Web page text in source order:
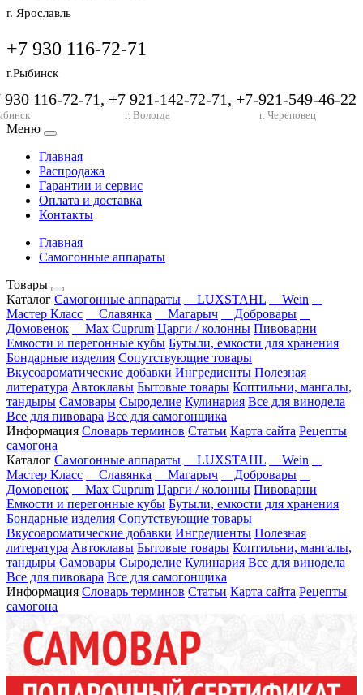
г. Ярославль
+7 930 116-72-71
г.Рыбинск
116-72-71, +7 921-142-72-71, +7-921-549-46-22
г. Вологда г. Череповец
Меню
Главная
Распродажа
Гарантии и сервис
Оплата и доставка
Контакты
Главная
Самогонные аппараты
Товары
Каталог Самогонные аппараты LUXSTAHL
Wein
Мастер Класс
Славянка Магарыч
Добровары
Домовенок
Max Cuprum Царги / колонны Пивоварни
Емкости и перегонные кубы Бутыли, емкости для хранения
Бондарные изделия Сопутствующие товары
Вкусоароматические добавки Ингредиенты Полезная
литература Автоклавы Бытовые товары Коптильни, мангалы,
тандыры Самовары Сыроделие Кулинария Все для винодела
Все для пивовара Все для самогонщика
Информация Словарь терминов Статьи Карта сайта Рецепты
самогона
Каталог Самогонные аппараты LUXSTAHL
Wein
Мастер Класс
Славянка Магарыч
Добровары
Домовенок
Max Cuprum Царги / колонны Пивоварни
Емкости и перегонные кубы Бутыли, емкости для хранения
Бондарные изделия Сопутствующие товары
Вкусоароматические добавки Ингредиенты Полезная
литература Автоклавы Бытовые товары Коптильни, мангалы,
тандыры Самовары Сыроделие Кулинария Все для винодела
Все для пивовара Все для самогонщика
Информация Словарь терминов Статьи Карта сайта Рецепты
самогона